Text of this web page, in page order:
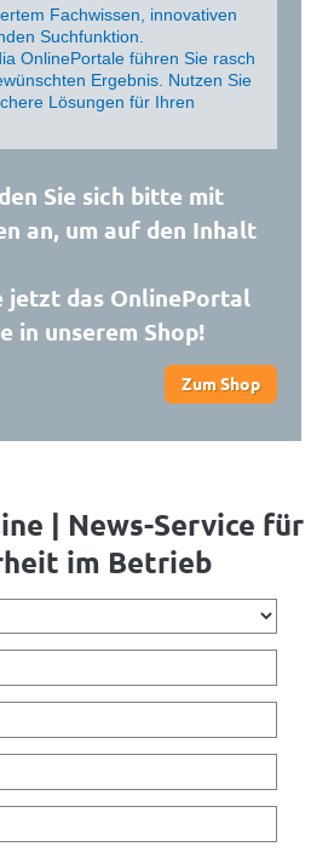
Fachwissen, innovativen
Suchfunktion.
OnlinePortale führen Sie rasch
Ergebnis. Nutzen Sie
Lösungen für Ihren
Sie sich bitte mit
an, um auf den Inhalt
jetzt das OnlinePortal
in unserem Shop!
Zum Shop
| News-Service für
im Betrieb